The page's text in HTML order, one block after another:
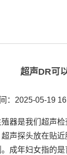
超声DR可
间：2025-05-
器是我们超声
声探头放在贴
成年妇女指的